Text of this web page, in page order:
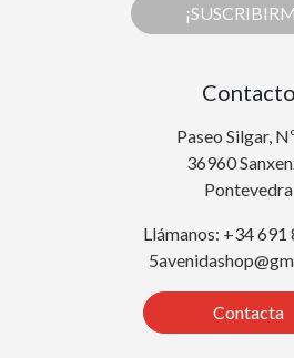
Contacto
Paseo Silgar,
36960
Pontevedra
Llámanos: +34 691
Contacta